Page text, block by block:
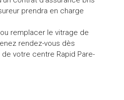
prendra en charge
remplacer le vitrage de
rendez-vous dès
votre centre Rapid Pare-